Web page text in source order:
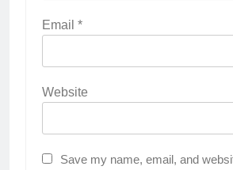
Email *
Website
Save my name, email, and